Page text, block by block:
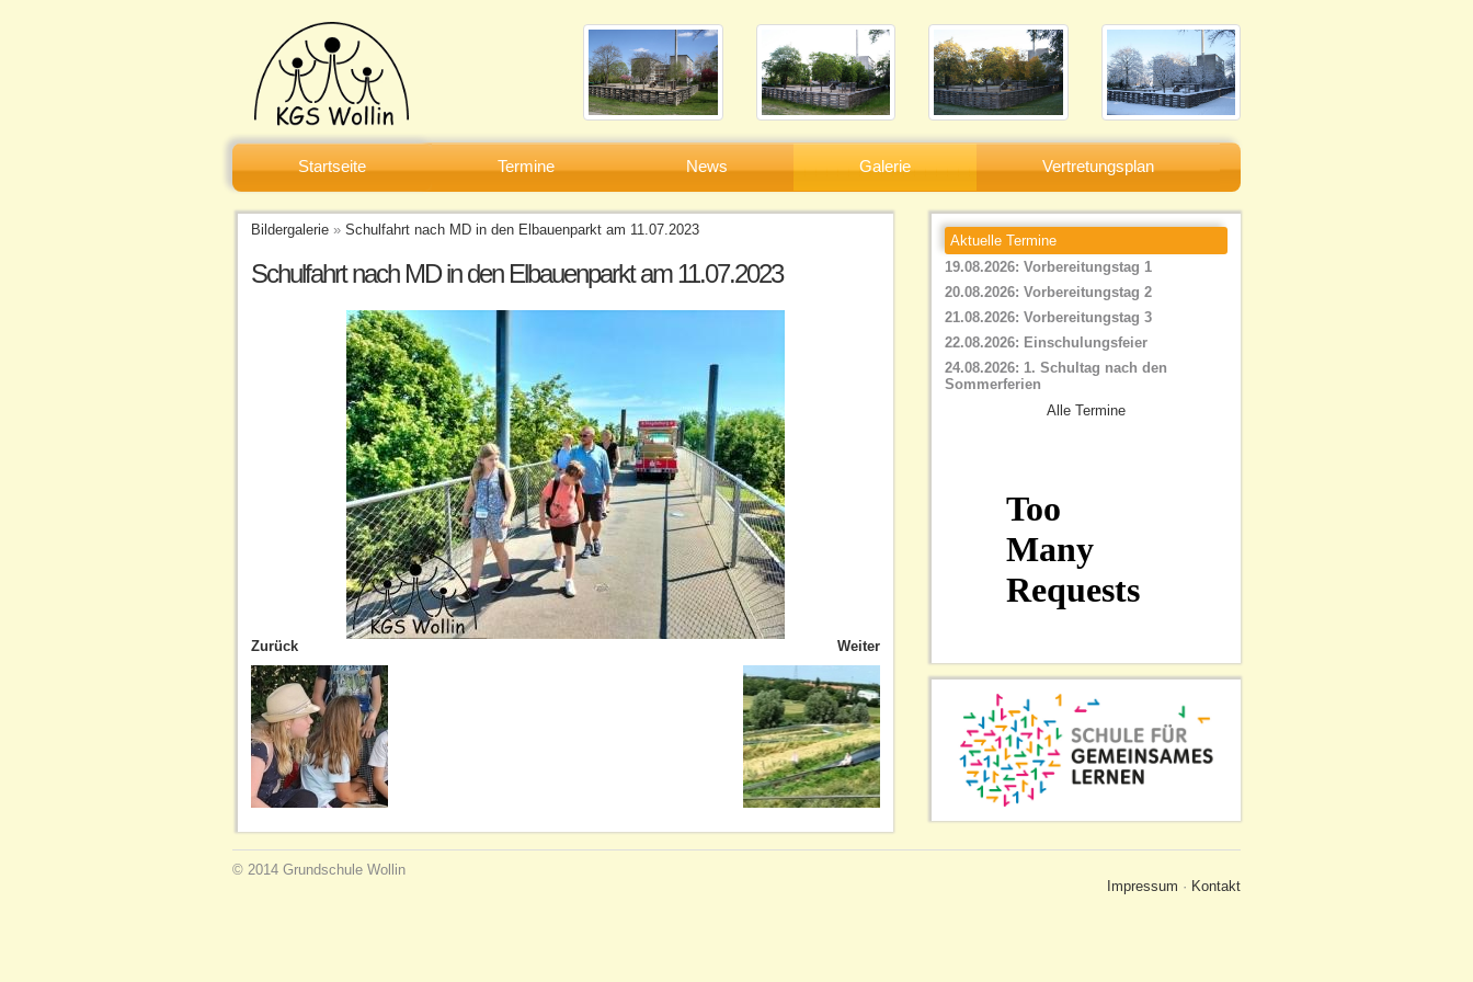
Startseite Termine News Galerie Vertretungsplan
Bildergalerie » Schulfahrt nach MD in den Elbauenparkt am 11.07.2023
Schulfahrt nach MD in den Elbauenparkt am 11.07.2023
Zurück Weiter
Aktuelle Termine
19.08.2026: Vorbereitungstag 1
20.08.2026: Vorbereitungstag 2
21.08.2026: Vorbereitungstag 3
22.08.2026: Einschulungsfeier
24.08.2026: 1. Schultag nach den
Sommerferien
Alle Termine
© 2014 Grundschule Wollin
Impressum · Kontakt